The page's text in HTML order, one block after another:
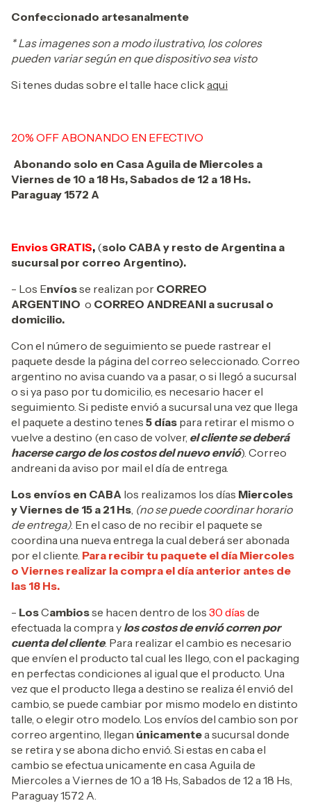
Confeccionado artesanalmente
* Las imagenes son a modo ilustrativo, los colores
pueden variar según en que dispositivo sea visto
Si tenes dudas sobre el talle hace clickaqui
20% OFF ABONANDO EN EFECTIVO
Abonando solo en Casa Aguila de Miercoles a
Viernes de 10 a 18 Hs, Sabados de 12 a 18 Hs.
Paraguay 1572 A
Envios GRATIS, (solo CABA y resto de Argentina a
sucursal por correo Argentino).
- Los Envíosse realizan por CORREO
ARGENTINO o CORREO ANDREANI a sucrusal o
domicilio.
Con el número de seguimiento se puede rastrear el
paquete desde la página del correo seleccionado. Correo
argentino no avisa cuando va a pasar, o si llegó a sucursal
o si ya paso por tu domicilio, es necesario hacer el
seguimiento. Si pediste envió a sucursal una vez que llega
el paquete a destino tenes 5 días para retirar el mismo o
vuelve a destino (en caso de volver, el cliente se deberá
hacerse cargo de los costos del nuevo envió). Correo
andreani da aviso por mail el día de entrega.
Los envíos en CABA los realizamos los días Miercoles
y Viernes de 15 a 21 Hs (no se puede coordinar horario
de entrega). En el caso de no recibir el paquete se
coordina una nueva entrega la cual deberá ser abonada
por el cliente. Para recibir tu paquete el día Miercoles
o Viernes realizar la compra el día anterior antes de
las 18 Hs.
- LosCambiosse hacen dentro de los 30 días de
efectuada la compra y los costos de envió corren por
cuenta del cliente. Para realizar el cambio es necesario
que envíen el producto tal cual les llego, con el packaging
en perfectas condiciones al igual que el producto. Una
vez que el producto llega a destino se realiza él envió del
cambio, se puede cambiar por mismo modelo en distinto
talle, o elegir otro modelo. Los envíos del cambio son por
correo argentino, llegan únicamentea sucursal donde
se retira y se abona dicho envió. Si estas en caba el
cambio se efectua unicamente en casa Aguila de
Miercoles a Viernes de 10 a 18 Hs, Sabados de 12 a 18 Hs,
Paraguay 1572 A.